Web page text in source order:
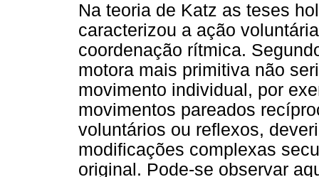
Na teoria de Katz as teses
caracterizou a ação
coordenação rítmica.
motora mais primitiva não
movimento individual, por
movimentos pareados
voluntários ou reflexos,
modificações complexas
original. Pode-se observar